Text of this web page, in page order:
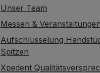
Unser Team
Messen & Veranstaltungen
Aufschlüsselung
Spitzen
Xpedent